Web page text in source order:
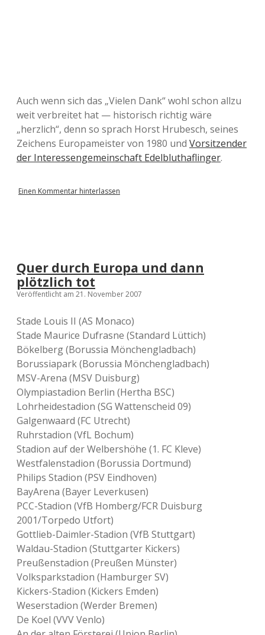
Auch wenn sich das „Vielen Dank“ wohl schon allzu
weit verbreitet hat — historisch richtig wäre
„herzlich“, denn so sprach Horst Hrubesch, seines
Zeichens Europameister von 1980 und Vorsitzender
der Interessengemeinschaft Edelbluthaflinger.
Einen Kommentar hinterlassen
Quer durch Europa und dann
plötzlich tot
Veröffentlicht am 21. November 2007
Stade Louis II (AS Monaco)
Stade Maurice Dufrasne (Standard Lüttich)
Bökelberg (Borussia Mönchengladbach)
Borussiapark (Borussia Mönchengladbach)
MSV-Arena (MSV Duisburg)
Olympiastadion Berlin (Hertha BSC)
Lohrheidestadion (SG Wattenscheid 09)
Galgenwaard (FC Utrecht)
Ruhrstadion (VfL Bochum)
Stadion auf der Welbershöhe (1. FC Kleve)
Westfalenstadion (Borussia Dortmund)
Philips Stadion (PSV Eindhoven)
BayArena (Bayer Leverkusen)
PCC-Stadion (VfB Homberg/FCR Duisburg
2001/Torpedo Utfort)
Gottlieb-Daimler-Stadion (VfB Stuttgart)
Waldau-Stadion (Stuttgarter Kickers)
Preußenstadion (Preußen Münster)
Volksparkstadion (Hamburger SV)
Kickers-Stadion (Kickers Emden)
Weserstadion (Werder Bremen)
De Koel (VVV Venlo)